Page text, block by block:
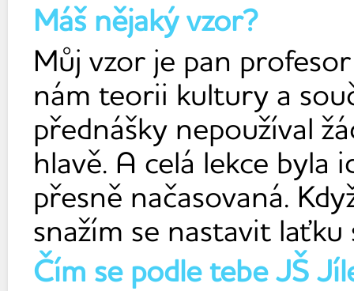
Máš nějaký vzor?
Můj vzor je pan
nám teorii kultury a
přednášky nepoužíval
hlavě. A celá lekce byla
přesně načasovaná.
snažím se nastavit laťku
Čím se podle tebe JŠ